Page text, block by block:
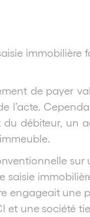
immobilière
de payer
l’acte.
débiteur, un
saisie
engageait une
et une société